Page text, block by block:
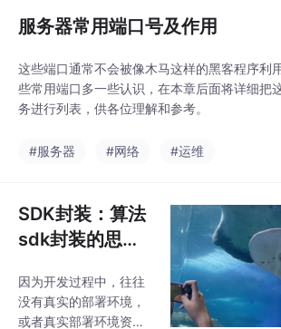
常像素数是1920*108
0。MP是像素总数，即
像素的行数（P）及列
数(K)相乘后的结果（百
万像素）。比如，1080
P摄像机是1920像素与1
P（百万像素）的像素
数”
服务器常用端口号及作用
这些端口通常不会被像木马这样的黑客程序利
些常用端口多一些认识，在本章后面将详细把
务进行列表，供各位理解和参考。
#服务器 #网络 #运维
SDK封装：算法
sdk封装的思路
因为开发过程中，往往
没有真实的部署环境，
或者真实部署环境资源